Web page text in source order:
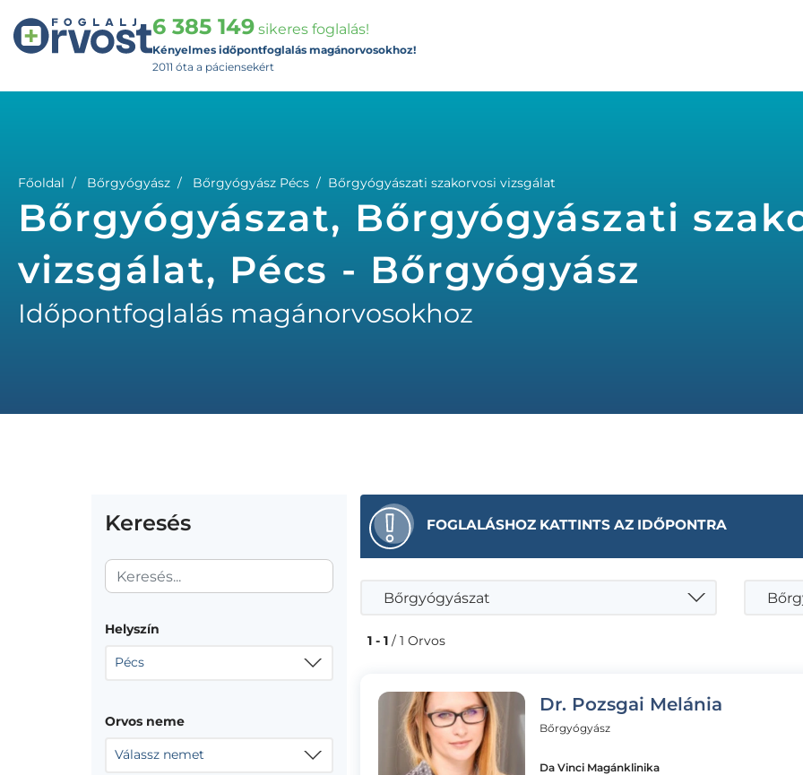
6 385 149 sikeres foglalás!
Kényelmes időpontfoglalás magánorvosokhoz!
2011 óta a páciensekért
Főoldal Bőrgyógyász Bőrgyógyász Pécs Bőrgyógyászati szakorvosi vizsgálat
Bőrgyógyászat, Bőrgyógyászati
vizsgálat, Pécs - Bőrgyógyász
Időpontfoglalás magánorvosokhoz
Keresés
Helyszín
Pécs
Orvos neme
Válassz nemet
FOGLALÁSHOZ KATTINTS AZ IDŐPONTRA
Bőrgyógyászat
1 - 1 / 1 Orvos
Dr. Pozsgai Melánia
Bőrgyógyász
Da Vinci Magánklinika